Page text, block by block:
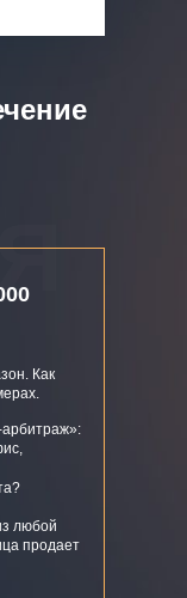
Как
арбитраж»:
любой
продает